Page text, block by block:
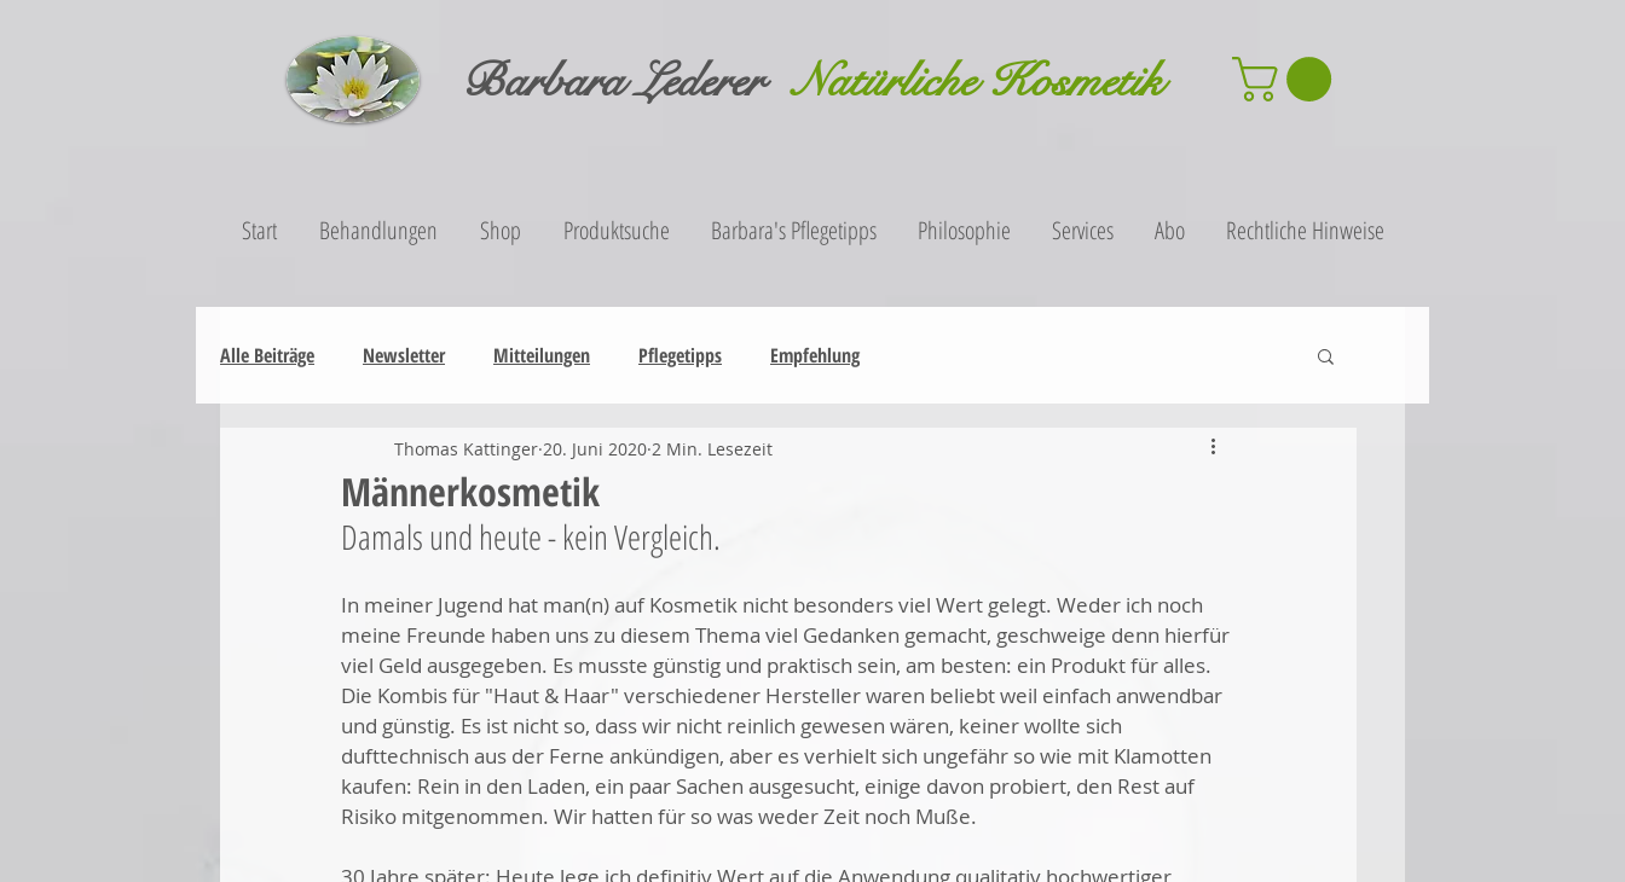
Barbara Lederer Natürliche Kosmetik
Start Behandlungen Shop Produktsuche Barbara's Pflegetipps Philosophie Services Abo Rechtliche Hinweise
Alle Beiträge Newsletter Mitteilungen Pflegetipps Empfehlung
Männerkosmetik
Thomas Kattinger 20. Juni 2020 2 Min. Lesezeit
Damals und heute - kein Vergleich.
In meiner Jugend hat man(n) auf Kosmetik nicht besonders viel Wert gelegt. Weder ich noch
meine Freunde haben uns zu diesem Thema viel Gedanken gemacht, geschweige denn hierfür
viel Geld ausgegeben. Es musste günstig und praktisch sein, am besten: ein Produkt für alles.
Die Kombis für "Haut & Haar" verschiedener Hersteller waren beliebt weil einfach anwendbar
und günstig. Es ist nicht so, dass wir nicht reinlich gewesen wären, keiner wollte sich
dufttechnisch aus der Ferne ankündigen, aber es verhielt sich ungefähr so wie mit Klamotten
kaufen: Rein in den Laden, ein paar Sachen ausgesucht, einige davon probiert, den Rest auf
Risiko mitgenommen. Wir hatten für so was weder Zeit noch Muße.